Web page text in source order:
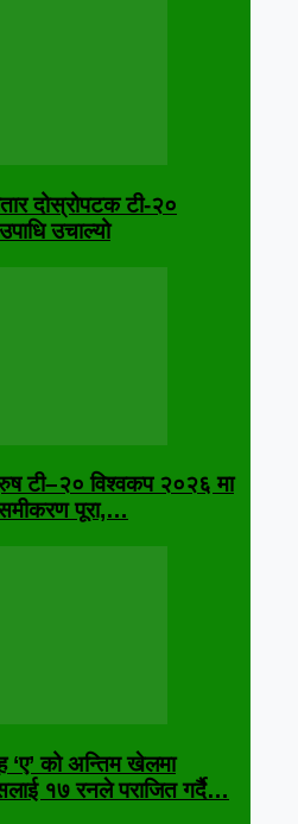
दोस्रोपटक टी-२०
उचाल्यो
टी–२० विश्वकप २०२६ मा
पूरा,…
‘ए’ को अन्तिम खेलमा
१७ रनले पराजित गर्दै…